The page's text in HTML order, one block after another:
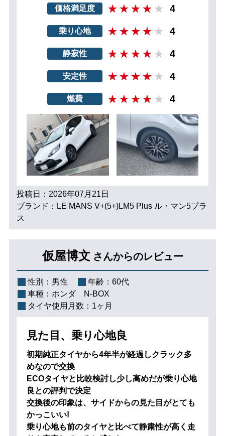
価格満足度 4
乗り心地 4
静寂性 4
安定性 4
燃費 4
投稿日：2026年07月21日
ブランド：LE MANS V+(5+)LM5 Plus ル・マン5プラ
ス
仮屋博文 さんからのレビュー
性別： 男性 年齢： 60代
車種： ホンダ N-BOX
タイヤ使用月数： 1ヶ月
見た目、乗り心地良
初期純正タイヤから4年半が経過しクラック多
めなので交換
ECOタイヤと比較検討し少し高めだが乗り心地
良との評判で決定
交換後の印象は、サイドからの見た目がとても
かっこいい!
乗り心地も前のタイヤと比べて静粛性が高く走